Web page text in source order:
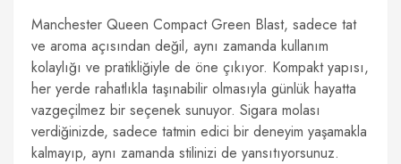
Manchester Queen Compact Green Blast, sadece tat
ve aroma açısından değil, aynı zamanda kullanım
kolaylığı ve pratikliğiyle de öne çıkıyor. Kompakt yapısı,
her yerde rahatlıkla taşınabilir olmasıyla günlük hayatta
vazgeçilmez bir seçenek sunuyor. Sigara molası
verdiğinizde, sadece tatmin edici bir deneyim yaşamakla
kalmayıp, aynı zamanda stilinizi de yansıtıyorsunuz.